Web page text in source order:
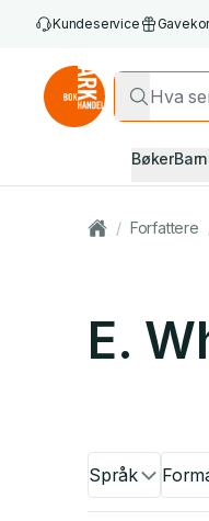
Kundeservice
Bøker
/ Forfattere
E.
Språk